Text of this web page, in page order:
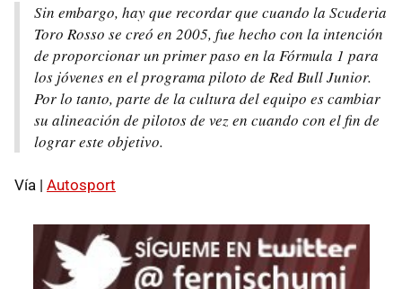
Sin embargo, hay que recordar que cuando la Scuderia
Toro Rosso se creó en 2005, fue hecho con la intención
de proporcionar un primer paso en la Fórmula 1 para
los jóvenes en el programa piloto de Red Bull Junior.
Por lo tanto, parte de la cultura del equipo es cambiar
su alineación de pilotos de vez en cuando con el fin de
lograr este objetivo.
Vía | Autosport